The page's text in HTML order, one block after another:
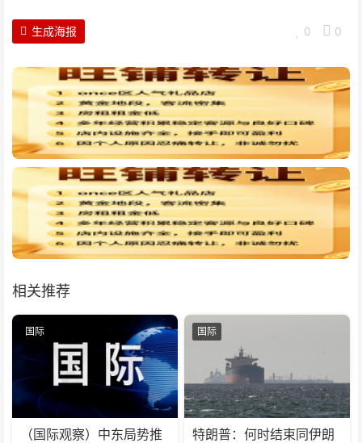
0 0
生成海报
相关推荐
国际
（国际观察）中东局势推
国际
特朗普：何时结束同伊朗